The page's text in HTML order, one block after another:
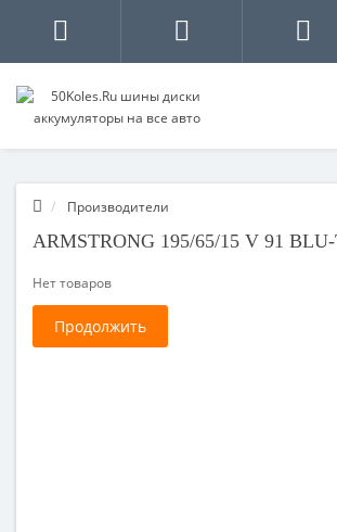
Производители
ARMSTRONG 195/65/15 V 91
Нет товаров
Продолжить